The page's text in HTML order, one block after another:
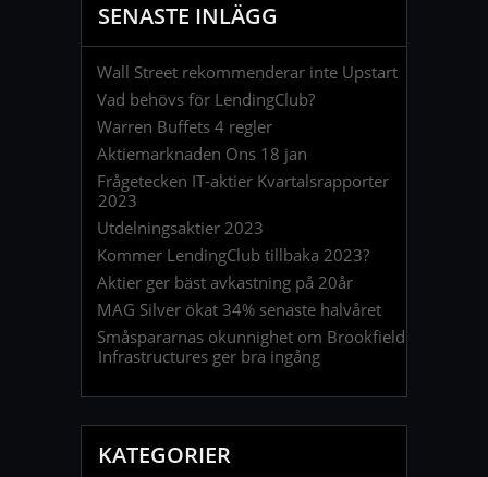
SENASTE INLÄGG
Wall Street rekommenderar inte Upstart
Vad behövs för LendingClub?
Warren Buffets 4 regler
Aktiemarknaden Ons 18 jan
Frågetecken IT-aktier Kvartalsrapporter
2023
Utdelningsaktier 2023
Kommer LendingClub tillbaka 2023?
Aktier ger bäst avkastning på 20år
MAG Silver ökat 34% senaste halvåret
Småspararnas okunnighet om Brookfield
Infrastructures ger bra ingång
KATEGORIER